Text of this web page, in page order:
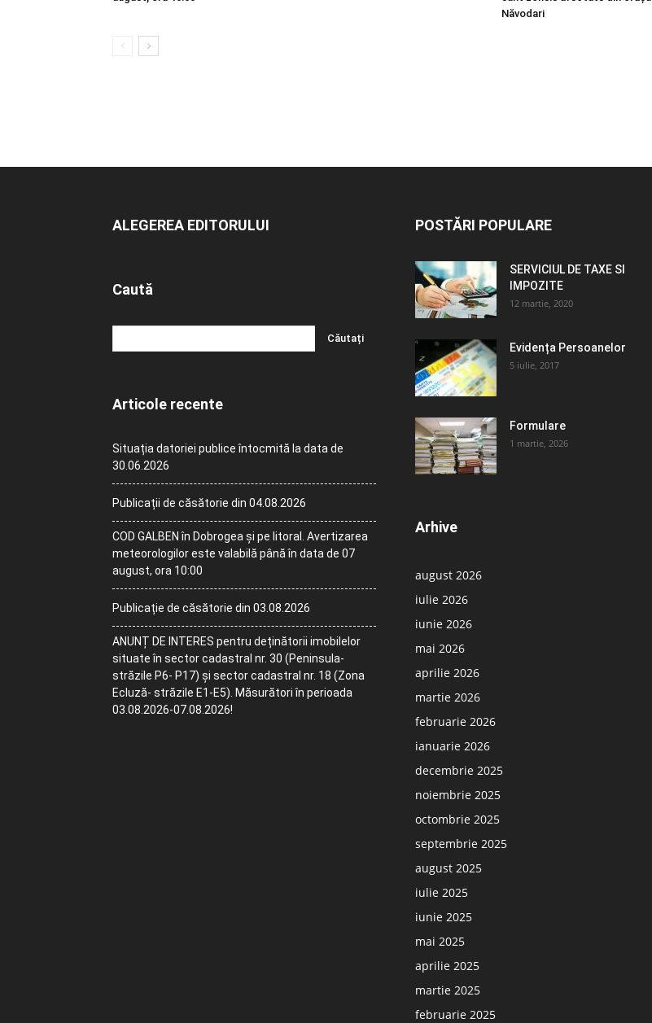
Năvodari
ALEGEREA EDITORULUI
Caută
Articole recente
Situația datoriei publice întocmită la data de
30.06.2026
Publicații de căsătorie din 04.08.2026
COD GALBEN în Dobrogea și pe litoral. Avertizarea
meteorologilor este valabilă până în data de 07
august, ora 10:00
Publicație de căsătorie din 03.08.2026
ANUNȚ DE INTERES pentru deținătorii imobilelor
situate în sector cadastral nr. 30 (Peninsula-
străzile P6- P17) și sector cadastral nr. 18 (Zona
Ecluză- străzile E1-E5). Măsurători în perioada
03.08.2026-07.08.2026!
POSTĂRI POPULARE
SERVICIUL DE TAXE SI
IMPOZITE
12 martie, 2020
Evidența Persoanelor
5 iulie, 2017
Formulare
1 martie, 2026
Arhive
august 2026
iulie 2026
iunie 2026
mai 2026
aprilie 2026
martie 2026
februarie 2026
ianuarie 2026
decembrie 2025
noiembrie 2025
octombrie 2025
septembrie 2025
august 2025
iulie 2025
iunie 2025
mai 2025
aprilie 2025
martie 2025
februarie 2025